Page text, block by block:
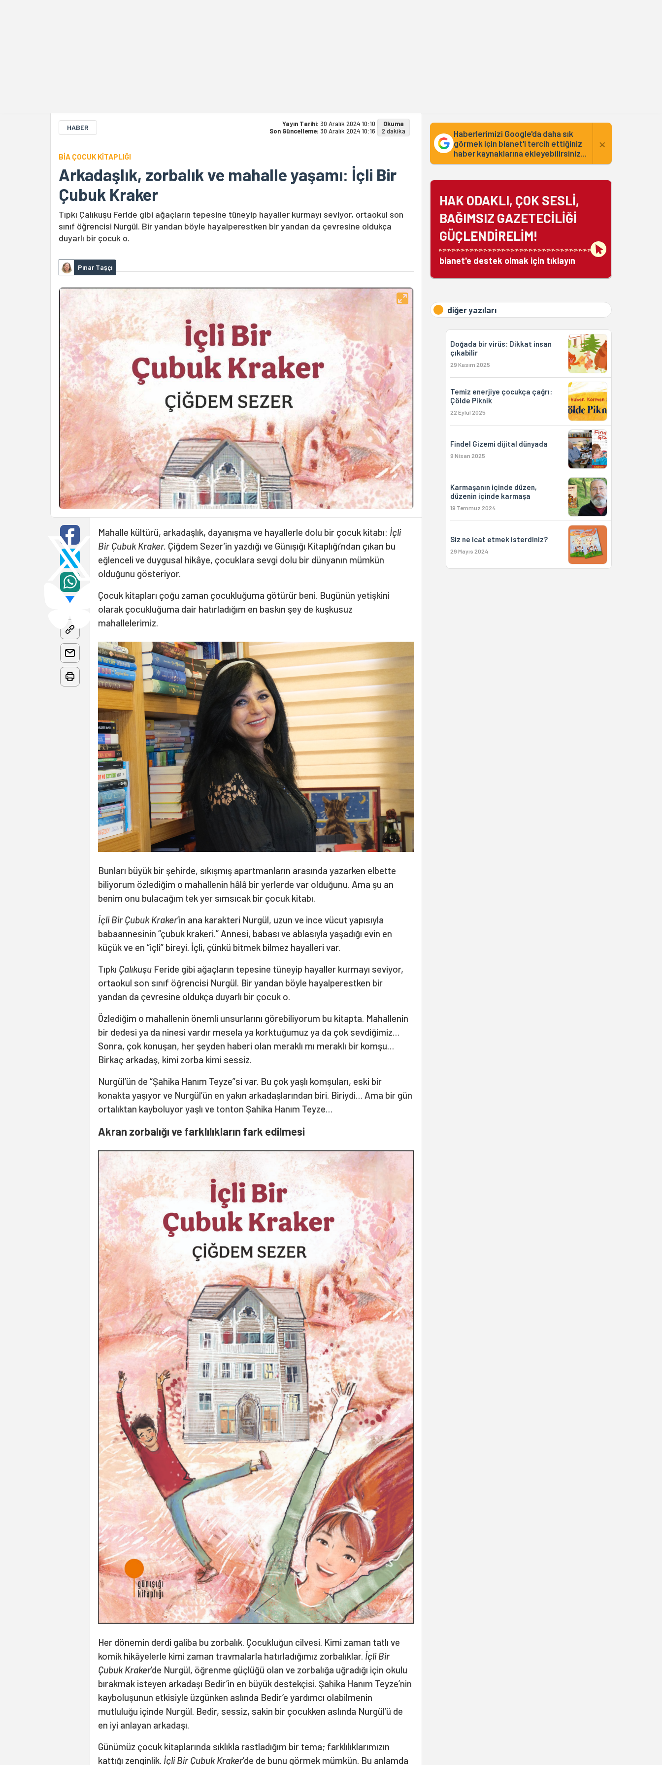
HABER Yayın Tarihi: 30 Aralık 2024 10:10
Son Güncelleme: 30 Aralık 2024 10:16
Okuma
2 dakika
BİA ÇOCUK KİTAPLIĞI
Arkadaşlık, zorbalık ve mahalle yaşamı: İçli Bir
Çubuk Kraker
Tıpkı Çalıkuşu Feride gibi ağaçların tepesine tüneyip hayaller kurmayı seviyor, ortaokul son
sınıf öğrencisi Nurgül. Bir yandan böyle hayalperestken bir yandan da çevresine oldukça
duyarlı bir çocuk o.
Pınar Taşçı
Mahalle kültürü, arkadaşlık, dayanışma ve hayallerle dolu bir çocuk kitabı: İçli
Bir Çubuk Kraker. Çiğdem Sezer’in yazdığı ve Günışığı Kitaplığı’ndan çıkan bu
eğlenceli ve duygusal hikâye, çocuklara sevgi dolu bir dünyanın mümkün
olduğunu gösteriyor.
Çocuk kitapları çoğu zaman çocukluğuma götürür beni. Bugünün yetişkini
olarak çocukluğuma dair hatırladığım en baskın şey de kuşkusuz
mahallelerimiz.
Bunları büyük bir şehirde, sıkışmış apartmanların arasında yazarken elbette
biliyorum özlediğim o mahallenin hâlâ bir yerlerde var olduğunu. Ama şu an
benim onu bulacağım tek yer sımsıcak bir çocuk kitabı.
İçli Bir Çubuk Kraker’in ana karakteri Nurgül, uzun ve ince vücut yapısıyla
babaannesinin “çubuk krakeri.” Annesi, babası ve ablasıyla yaşadığı evin en
küçük ve en “içli” bireyi. İçli, çünkü bitmek bilmez hayalleri var.
Tıpkı Çalıkuşu Feride gibi ağaçların tepesine tüneyip hayaller kurmayı seviyor,
ortaokul son sınıf öğrencisi Nurgül. Bir yandan böyle hayalperestken bir
yandan da çevresine oldukça duyarlı bir çocuk o.
Özlediğim o mahallenin önemli unsurlarını görebiliyorum bu kitapta. Mahallenin
bir dedesi ya da ninesi vardır mesela ya korktuğumuz ya da çok sevdiğimiz…
Sonra, çok konuşan, her şeyden haberi olan meraklı mı meraklı bir komşu…
Birkaç arkadaş, kimi zorba kimi sessiz.
Nurgül’ün de “Şahika Hanım Teyze”si var. Bu çok yaşlı komşuları, eski bir
konakta yaşıyor ve Nurgül’ün en yakın arkadaşlarından biri. Biriydi… Ama bir gün
ortalıktan kayboluyor yaşlı ve tonton Şahika Hanım Teyze…
Akran zorbalığı ve farklılıkların fark edilmesi
Her dönemin derdi galiba bu zorbalık. Çocukluğun cilvesi. Kimi zaman tatlı ve
komik hikâyelerle kimi zaman travmalarla hatırladığımız zorbalıklar. İçli Bir
Çubuk Kraker’de Nurgül, öğrenme güçlüğü olan ve zorbalığa uğradığı için okulu
bırakmak isteyen arkadaşı Bedir’in en büyük destekçisi. Şahika Hanım Teyze’nin
kayboluşunun etkisiyle üzgünken aslında Bedir’e yardımcı olabilmenin
mutluluğu içinde Nurgül. Bedir, sessiz, sakin bir çocukken aslında Nurgül’ü de
en iyi anlayan arkadaşı.
Günümüz çocuk kitaplarında sıklıkla rastladığım bir tema; farklılıklarımızın
kattığı zenginlik. İçli Bir Çubuk Kraker’de de bunu görmek mümkün. Bu anlamda
Haberlerimizi Google'da daha sık
görmek için bianet'i tercih ettiğiniz
haber kaynaklarına ekleyebilirsiniz...
BAĞIMSIZ GAZETECİLİĞİ
GÜÇLENDİRELİM!
bianet'e destek olmak için tıklayın
Doğada bir virüs: Dikkat insan
çıkabilir
29 Kasım 2025
Temiz enerjiye çocukça çağrı:
Çölde Piknik
22 Eylül 2025
9 Nisan 2025
Karmaşanın içinde düzen,
düzenin içinde karmaşa
19 Temmuz 2024
29 Mayıs 2024